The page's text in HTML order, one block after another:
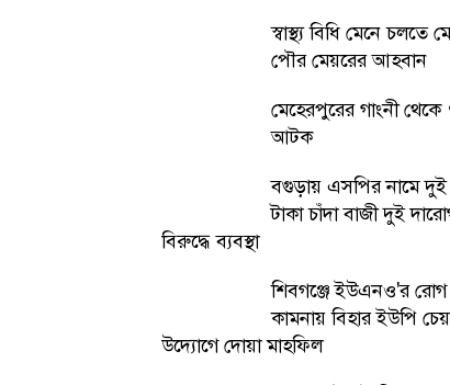
স্বাস্থ্য বিধি মেনে চলতে
পৌর মেয়রের আহবান
মেহেরপুরের গাংনী
আটক
বগুড়ায় এসপির নামে
টাকা চাঁদা বাজী দুই
বিরুদ্ধে ব্যবস্থা
শিবগঞ্জে ইউএনও'র রোগ
কামনায় বিহার ইউপি
উদ্যোগে দোয়া মাহফিল